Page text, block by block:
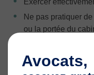
Exercer
Ne pas pratiquer
ou la portée du
d’indépendance,
Avocats,